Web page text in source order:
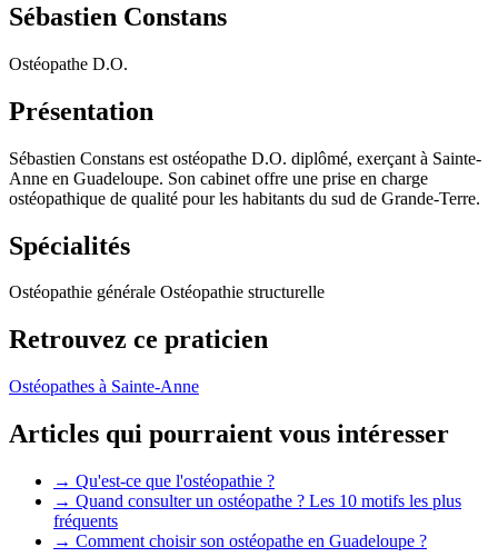
Sébastien Constans
Ostéopathe D.O.
Présentation
Sébastien Constans est ostéopathe D.O. diplômé, exerçant à Sainte-
Anne en Guadeloupe. Son cabinet offre une prise en charge
ostéopathique de qualité pour les habitants du sud de Grande-Terre.
Spécialités
Ostéopathie générale Ostéopathie structurelle
Retrouvez ce praticien
Ostéopathes à Sainte-Anne
Articles qui pourraient vous intéresser
→ Qu'est-ce que l'ostéopathie ?
→ Quand consulter un ostéopathe ? Les 10 motifs les plus
fréquents
→ Comment choisir son ostéopathe en Guadeloupe ?